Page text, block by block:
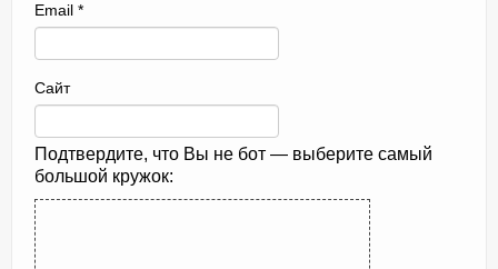
Email *
Сайт
Подтвердите, что Вы не бот — выберите самый
большой кружок: